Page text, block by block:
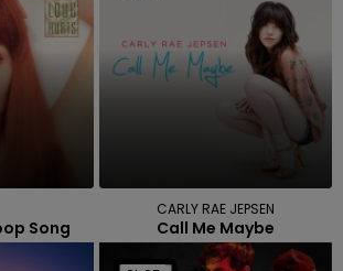
Song
CARLY RAE JEPSEN
Call Me Maybe